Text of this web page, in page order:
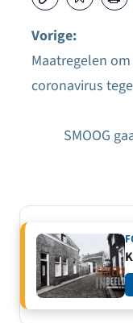
Bericht
Vorige:
Maatregelen
coronavirus
SMOOG